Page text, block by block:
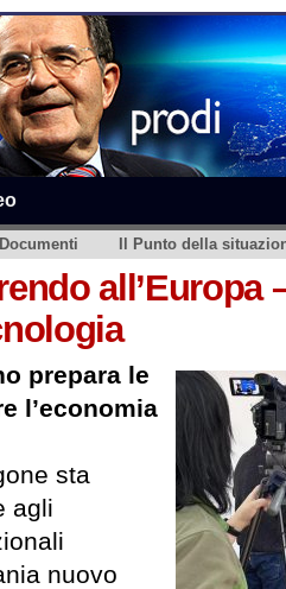
Documenti Il Punto della
all’Europa
prepara le
l’economia
sta
agli
nuovo